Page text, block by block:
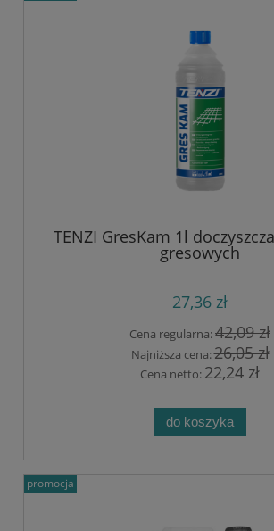
TENZI GresKam 1l
gresowych
27,36 zł
Cena regularna:42,09 zł
Najniższa cena:26,05 zł
Cena netto: 22,24 zł
do koszyka
promocja